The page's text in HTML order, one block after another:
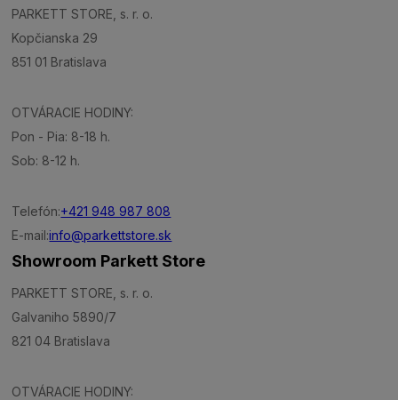
PARKETT STORE, s. r. o.
Kopčianska 29
851 01 Bratislava
OTVÁRACIE HODINY:
Pon - Pia: 8-18 h.
Sob: 8-12 h.
Telefón:+421 948 987 808
E-mail:info@parkettstore.sk
Showroom Parkett Store
PARKETT STORE, s. r. o.
Galvaniho 5890/7
821 04 Bratislava
OTVÁRACIE HODINY: